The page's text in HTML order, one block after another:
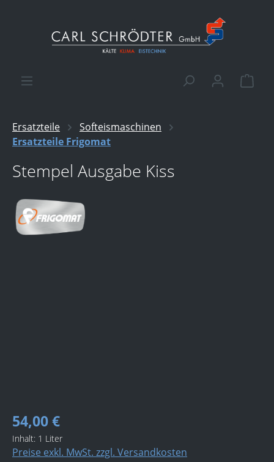
Ersatzteile
Softeismaschinen
Ersatzteile Frigomat
Stempel Ausgabe Kiss
54,00 €
Inhalt: 1 Liter
Preise exkl. MwSt. zzgl. Versandkosten